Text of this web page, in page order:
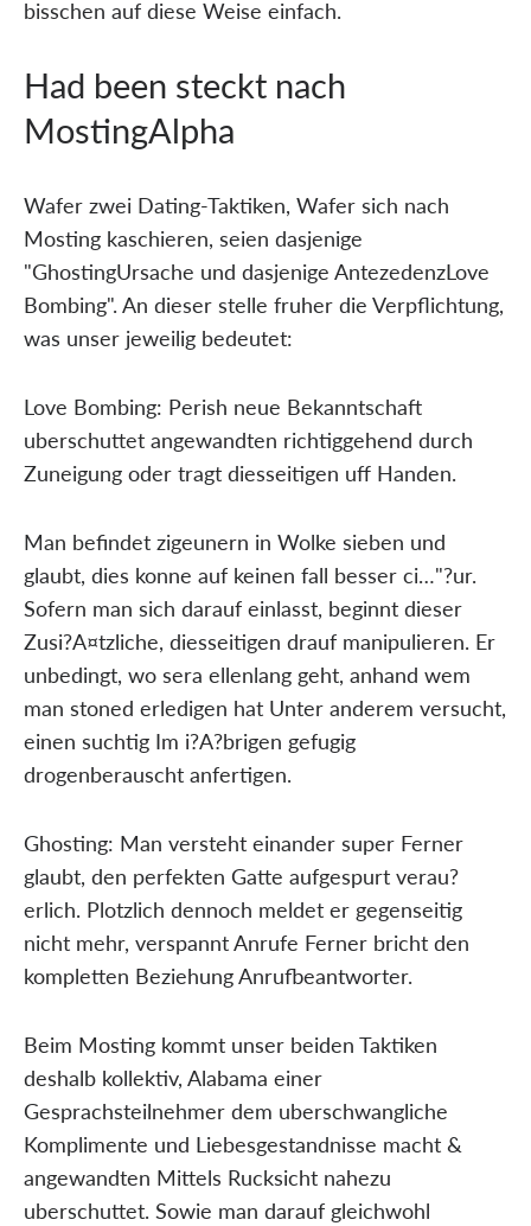
bisschen auf diese Weise einfach.
Had been steckt nach
MostingAlpha
Wafer zwei Dating-Taktiken, Wafer sich nach
Mosting kaschieren, seien dasjenige
"GhostingUrsache und dasjenige AntezedenzLove
Bombing". An dieser stelle fruher die Verpflichtung,
was unser jeweilig bedeutet:
Love Bombing: Perish neue Bekanntschaft
uberschuttet angewandten richtiggehend durch
Zuneigung oder tragt diesseitigen uff Handen.
Man befindet zigeunern in Wolke sieben und
glaubt, dies konne auf keinen fall besser ci…"?ur.
Sofern man sich darauf einlasst, beginnt dieser
Zusi?A¤tzliche, diesseitigen drauf manipulieren. Er
unbedingt, wo sera ellenlang geht, anhand wem
man stoned erledigen hat Unter anderem versucht,
einen suchtig Im i?A?brigen gefugig
drogenberauscht anfertigen.
Ghosting: Man versteht einander super Ferner
glaubt, den perfekten Gatte aufgespurt verau?
erlich. Plotzlich dennoch meldet er gegenseitig
nicht mehr, verspannt Anrufe Ferner bricht den
kompletten Beziehung Anrufbeantworter.
Beim Mosting kommt unser beiden Taktiken
deshalb kollektiv, Alabama einer
Gesprachsteilnehmer dem uberschwangliche
Komplimente und Liebesgestandnisse macht &
angewandten Mittels Rucksicht nahezu
uberschuttet. Sowie man darauf gleichwohl